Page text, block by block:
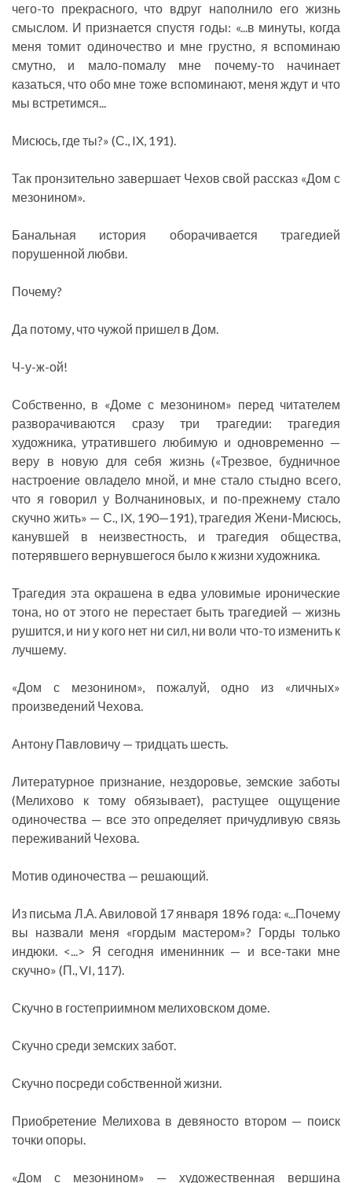
чего-то прекрасного, что вдруг наполнило его жизнь
смыслом. И признается спустя годы: «...в минуты, когда
меня томит одиночество и мне грустно, я вспоминаю
смутно, и мало-помалу мне почему-то начинает
казаться, что обо мне тоже вспоминают, меня ждут и что
мы встретимся...
Мисюсь, где ты?» (С., IX, 191).
Так пронзительно завершает Чехов свой рассказ «Дом с
мезонином».
Банальная история оборачивается трагедией
порушенной любви.
Почему?
Да потому, что чужой пришел в Дом.
Ч-у-ж-ой!
Собственно, в «Доме с мезонином» перед читателем
разворачиваются сразу три трагедии: трагедия
художника, утратившего любимую и одновременно —
веру в новую для себя жизнь («Трезвое, будничное
настроение овладело мной, и мне стало стыдно всего,
что я говорил у Волчаниновых, и по-прежнему стало
скучно жить» — С., IX, 190—191), трагедия Жени-Мисюсь,
канувшей в неизвестность, и трагедия общества,
потерявшего вернувшегося было к жизни художника.
Трагедия эта окрашена в едва уловимые иронические
тона, но от этого не перестает быть трагедией — жизнь
рушится, и ни у кого нет ни сил, ни воли что-то изменить к
лучшему.
«Дом с мезонином», пожалуй, одно из «личных»
произведений Чехова.
Антону Павловичу — тридцать шесть.
Литературное признание, нездоровье, земские заботы
(Мелихово к тому обязывает), растущее ощущение
одиночества — все это определяет причудливую связь
переживаний Чехова.
Мотив одиночества — решающий.
Из письма Л.А. Авиловой 17 января 1896 года: «...Почему
вы назвали меня «гордым мастером»? Горды только
индюки. <...> Я сегодня именинник — и все-таки мне
скучно» (П., VI, 117).
Скучно в гостеприимном мелиховском доме.
Скучно среди земских забот.
Скучно посреди собственной жизни.
Приобретение Мелихова в девяносто втором — поиск
точки опоры.
«Дом с мезонином» — художественная вершина